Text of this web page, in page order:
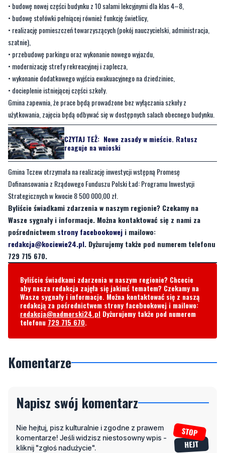
• budowę nowej części budynku z 10 salami lekcyjnymi dla klas 4–8,
• budowę stołówki pełniącej również funkcję świetlicy,
• realizację pomieszczeń towarzyszących (pokój nauczycielski, administracja,
szatnie),
• przebudowę parkingu oraz wykonanie nowego wyjazdu,
• modernizację strefy rekreacyjnej i zaplecza,
• wykonanie dodatkowego wyjścia ewakuacyjnego na dziedziniec,
• docieplenie istniejącej części szkoły.
Gmina zapewnia, że prace będą prowadzone bez wyłączania szkoły z
użytkowania, zajęcia będą odbywać się w dostępnych salach obecnego budynku.
CZYTAJ TEŻ: Nowe zasady w mieście. Ratusz
reaguje na wnioski
Gmina Tczew otrzymała na realizację inwestycji wstępną Promesę
Dofinansowania z Rządowego Funduszu Polski Ład: Programu Inwestycji
Strategicznych w kwocie 8 500 000,00 zł.
Byliście świadkami zdarzenia w naszym regionie? Czekamy na
Wasze sygnały i informacje. Można kontaktować się z nami za
pośrednictwem strony facebookowej i mailowo:
redakcja@kociewie24.pl. Dyżurujemy także pod numerem telefonu
729 715 670.
Byliście świadkami zdarzenia w naszym regionie? Chcecie
aby nasza redakcja zajęła się jakimś tematem? Czekamy na
Wasze sygnały i informacje. Można kontaktować się z naszą
redakcją za pośrednictwem strony facebookowej i mailowo:
redakcja@nadmorski24.pl Dyżurujemy także pod numerem
telefonu 729 715 670.
Komentarze
Napisz swój komentarz
Nie hejtuj, pisz kulturalnie i zgodne z prawem
komentarze! Jeśli widzisz niestosowny wpis -
kliknij "zgłoś nadużycie".